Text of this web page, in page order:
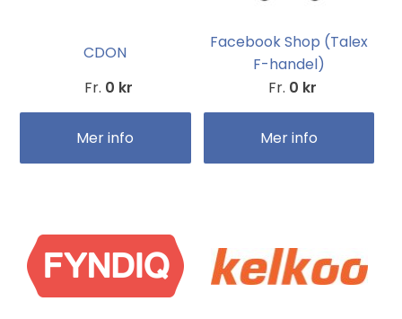
CDON
Fr. 0 kr
Mer info
Facebook Shop (Talex
F-handel)
Fr. 0 kr
Mer info